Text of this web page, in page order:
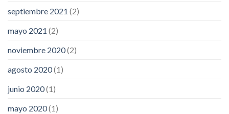
septiembre 2021 (2)
mayo 2021 (2)
noviembre 2020(2)
agosto 2020(1)
junio 2020(1)
mayo 2020(1)